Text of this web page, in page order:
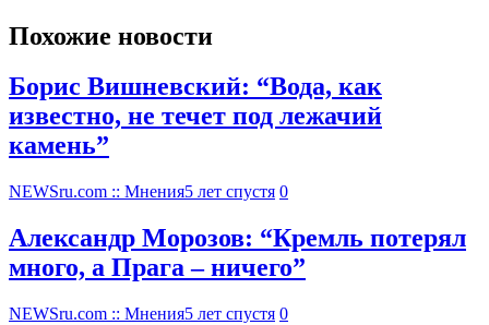
Похожие новости
Борис Вишневский: “Вода, как
известно, не течет под лежачий
камень”
NEWSru.com :: Мнения5 лет спустя 0
Александр Морозов: “Кремль потерял
много, а Прага – ничего”
NEWSru.com :: Мнения5 лет спустя 0